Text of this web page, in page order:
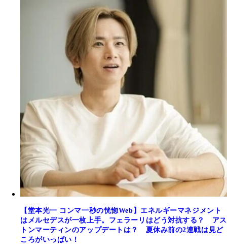
【堂本光一 コンマ一秒の恍惚Web】エネルギーマネジメント
はメルセデスが一枚上手。フェラーリはどう対抗する？ アス
トンマーティンのアップデートは？ 夏休み前の2連戦は見ど
ころがいっぱい！